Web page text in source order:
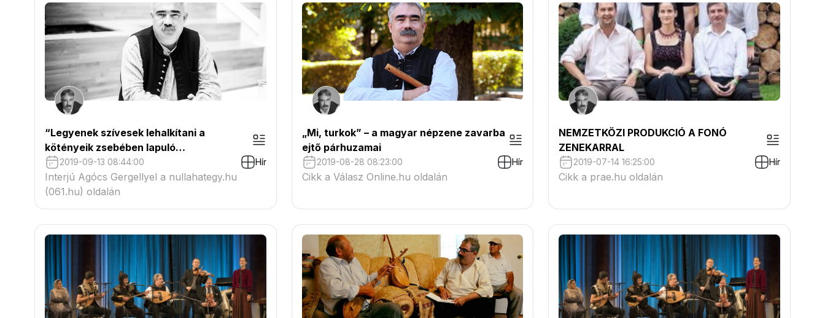
“Legyenek szívesek lehalkítani a
kötényeik zsebében lapuló
okostelefonokat”
2019-09-13 08:44:00 Hír
Interjú Agócs Gergellyel a nullahategy.hu
(061.hu) oldalán
„Mi, turkok” – a magyar népzene zavarba
ejtő párhuzamai
2019-08-28 08:23:00 Hír
Cikk a Válasz Online.hu oldalán
NEMZETKÖZI PRODUKCIÓ A FONÓ
ZENEKARRAL
2019-07-14 16:25:00 Hír
Cikk a prae.hu oldalán